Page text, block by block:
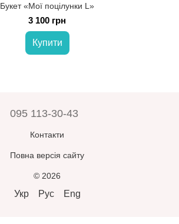
Букет «Мої поцілунки L»
3 100 грн
Купити
095 113-30-43
Контакти
Повна версія сайту
© 2026
Укр Рус Eng